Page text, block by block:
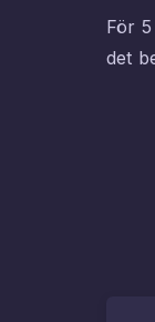
För 5
det